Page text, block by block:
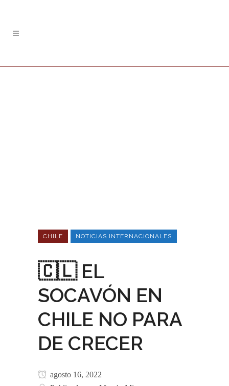
CHILE NOTICIAS INTERNACIONALES
🇨🇱 EL
SOCAVÓN EN
CHILE NO PARA
DE CRECER
agosto 16, 2022